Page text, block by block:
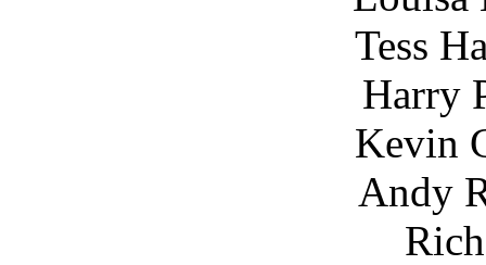
Tess
Harry
Kevin
Andy
Richard